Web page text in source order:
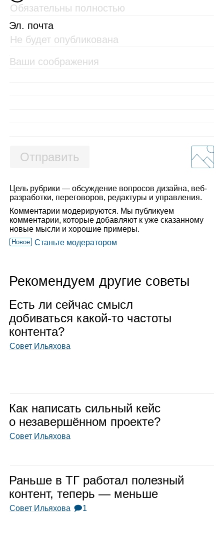
Эл. почта
Отправить
Цель рубрики — обсуждение вопросов дизайна, веб-
разработки, переговоров, редактуры и управления.
Комментарии модерируются. Мы публикуем
комментарии, которые добавляют к уже сказанному
новые мысли и хорошие примеры.
Новое Станьте модератором
Рекомендуем другие советы
Есть ли сей­час смысл
доби­ваться какой‑то частоты
кон­тента?
Совет Ильяхова
Как напи­сать силь­ный кейс
о неза­вер­шён­ном про­екте?
Совет Ильяхова
Раньше в ТГ рабо­тал полез­ный
кон­тент, теперь — меньше
Совет Ильяхова 🗩1